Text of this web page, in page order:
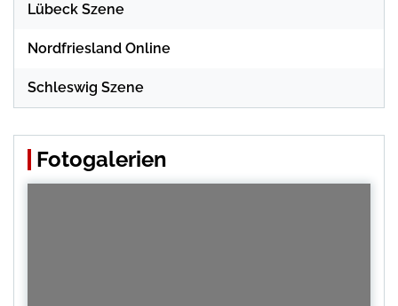
Lübeck Szene
Nordfriesland Online
Schleswig Szene
Fotogalerien